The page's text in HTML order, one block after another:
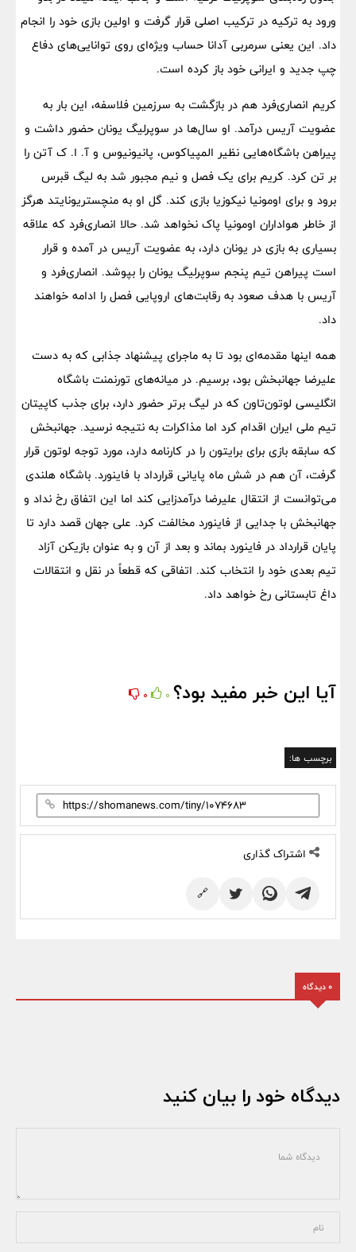
ورود به ترکیه در ترکیب اصلی قرار گرفت و اولین بازی خود را انجام
داد. این یعنی سرمربی آدانا حساب ویژه‌ای روی توانایی‌های دفاع
چپ جدید و ایرانی خود باز کرده است.
کریم انصاری‌فرد هم در بازگشت به سرزمین فلاسفه، این بار به
عضویت آریس درآمد. او سال‌ها در سوپرلیگ یونان حضور داشت و
پیراهن باشگاه‌هایی نظیر المپیاکوس، پانیونیوس و آ. ا. ک آتن را
بر تن کرد. کریم برای یک فصل و نیم مجبور شد به لیگ قبرس
برود و برای اومونیا نیکوزیا بازی کند. گل او به منچستریونایتد هرگز
از خاطر هواداران اومونیا پاک نخواهد شد. حالا انصاری‌فرد که علاقه
بسیاری به بازی در یونان دارد، به عضویت آریس در آمده و قرار
است پیراهن تیم پنجم سوپرلیگ یونان را بپوشد. انصاری‌فرد و
آریس با هدف صعود به رقابت‌های اروپایی فصل را ادامه خواهند
داد.
همه اینها مقدمه‌ای بود تا به ماجرای پیشنهاد جذابی که به دست
علیرضا جهانبخش بود، برسیم. در میانه‌های تورنمنت باشگاه
انگلیسی لوتون‌تاون که در لیگ برتر حضور دارد، برای جذب کاپیتان
تیم ملی ایران اقدام کرد اما مذاکرات به نتیجه نرسید. جهانبخش
که سابقه بازی برای برایتون را در کارنامه دارد، مورد توجه لوتون قرار
گرفت، آن هم در شش ماه پایانی قرارداد با فاینورد. باشگاه هلندی
می‌توانست از انتقال علیرضا درآمدزایی کند اما این اتفاق رخ نداد و
جهانبخش با جدایی از فاینورد مخالفت کرد. علی جهان قصد دارد تا
پایان قرارداد در فاینورد بماند و بعد از آن و به عنوان بازیکن آزاد
تیم بعدی خود را انتخاب کند. اتفاقی که قطعاً در نقل و انتقالات
داغ تابستانی رخ خواهد داد.
آیا این خبر مفید بود؟ 0
0
برچسب ها:
اشتراک گذاری
🔗
0 دیدگاه
دیدگاه خود را بیان کنید